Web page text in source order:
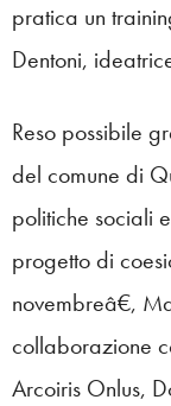
pratica un
Dentoni,
Reso possibile
del comune di
politiche sociali
progetto di
novembreâ€,
collaborazione
Arcoiris Onlus,